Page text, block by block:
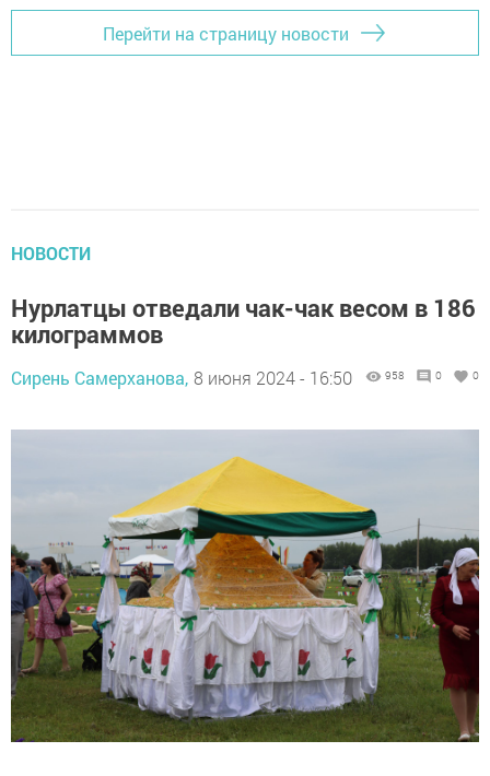
Перейти на страницу новости
НОВОСТИ
Нурлатцы отведали чак-чак весом в 186
килограммов
Сирень Самерханова, 8 июня 2024 - 16:50 958 0 0